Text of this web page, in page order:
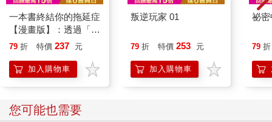
一本書終結你的拖延症
【漫畫版】：透過「小
行動」打開大腦的行動
「行動派」的37個科
學方法
79 折 特價 237 元
加入購物車
叛逆玩家 01
79 折 特價 253 元
加入購物車
祕
79 折
您可能也需要